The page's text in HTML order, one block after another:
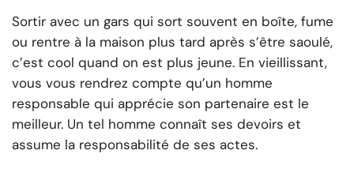
Sortir avec un gars qui sort souvent en boîte, fume
ou rentre à la maison plus tard après s’être saoulé,
c’est cool quand on est plus jeune. En vieillissant,
vous vous rendrez compte qu’un homme
responsable qui apprécie son partenaire est le
meilleur. Un tel homme connaît ses devoirs et
assume la responsabilité de ses actes.